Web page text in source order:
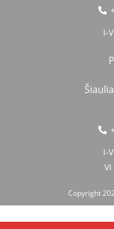
I-
I-
Copyright